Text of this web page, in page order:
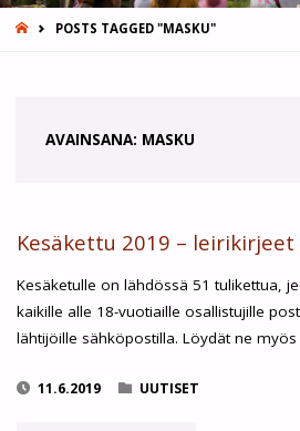
HOMEPOSTS TAGGED "MASKU"
AVAINSANA: MASKU
Kesäkettu 2019 – leirikirjeet
Kesäketulle on lähdössä 51 tulikettua,
kaikille alle 18-vuotiaille osallistujille
lähtijöille sähköpostilla. Löydät ne
11.6.2019 UUTISET